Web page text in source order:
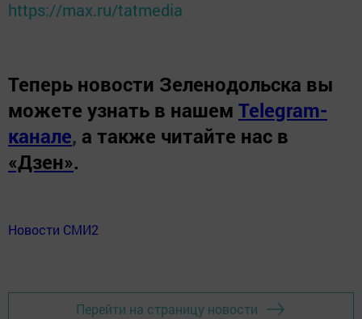
https://max.ru/tatmedia
Теперь новости Зеленодольска вы
можете узнать в нашем Telegram-
канале, а также читайте нас в
«Дзен».
Новости СМИ2
Перейти на страницу новости